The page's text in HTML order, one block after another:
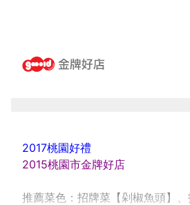
2017桃園好禮
2015桃園市金牌好店
推薦菜色：招牌菜【剁椒魚頭】